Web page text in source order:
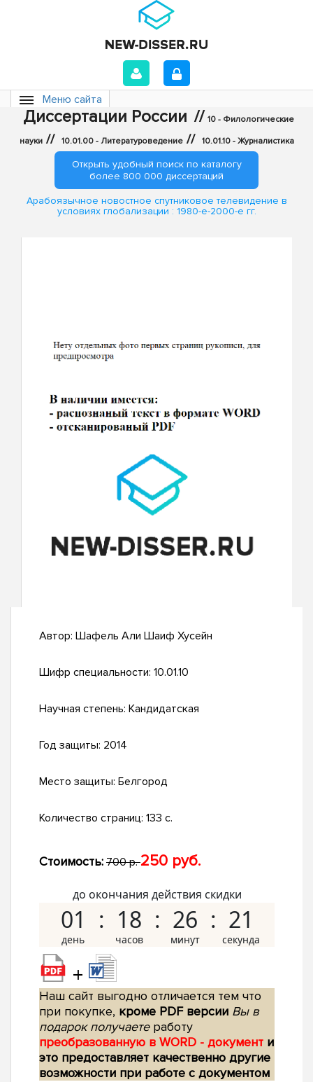
Меню сайта
Диссертации России // 10 - Филологические
науки // 10.01.00 - Литературоведение // 10.01.10 - Журналистика
Открыть удобный поиск по каталогу
более 800 000 диссертаций
Арабоязычное новостное спутниковое телевидение в
условиях глобализации : 1980-е-2000-е гг.
Автор: Шафель Али Шаиф Хусейн
Шифр специальности: 10.01.10
Научная степень: Кандидатская
Год защиты: 2014
Место защиты: Белгород
Количество страниц: 133 с.
Стоимость: 700 р.250 руб.
до окончания действия скидки
01 18 26 20
+
Наш сайт выгодно отличается тем что
при покупке, кроме PDF версии Вы в
подарок получаетеработу
преобразованную в WORD - документ и
это предоставляет качественно другие
возможности при работе с документом